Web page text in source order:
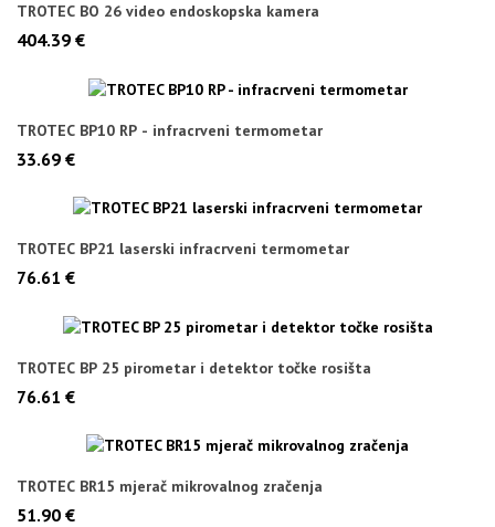
TROTEC BO 26 video endoskopska kamera
404.39 €
TROTEC BP10 RP - infracrveni termometar
33.69 €
TROTEC BP21 laserski infracrveni termometar
76.61 €
TROTEC BP 25 pirometar i detektor točke rosišta
76.61 €
TROTEC BR15 mjerač mikrovalnog zračenja
51.90 €